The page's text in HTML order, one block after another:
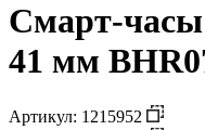
Смарт-
41 мм
Артикул: 1215952